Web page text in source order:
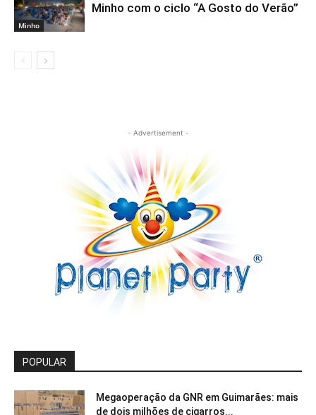
Minho
Minho com o ciclo “A Gosto do Verão”
- Advertisement -
POPULAR
Megaoperação da GNR em Guimarães: mais
de dois milhões de cigarros...